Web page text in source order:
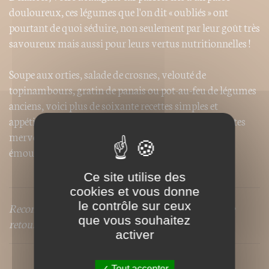
douloureux, ces légumes que l'on dit « oubliés » ont
pourtant de quoi séduire, non seulement par leur goût très
savoureux mais aussi pour leurs vertus nutritionnelles !
Soupe aux orties, salade de crosnes, velouté de
topinambours, gratin de panais ou pot-au-feu de légumes
anciens, voici plus de soixante recettes simples et
appétissantes pour découvrir ou redécouvrir ces petites
merveilles, surprendre et régaler vos convives… et
émoustiller leurs papilles !
Recommandé par Allodocteurs.fr dans le dossier "Le
retour des légumes oubliés"
Ce site utilise des
cookies et vous donne
le contrôle sur ceux
que vous souhaitez
activer